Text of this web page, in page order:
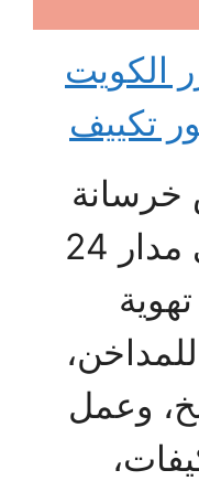
الكويت
الكويت متاحة على مدار 24
وعمل